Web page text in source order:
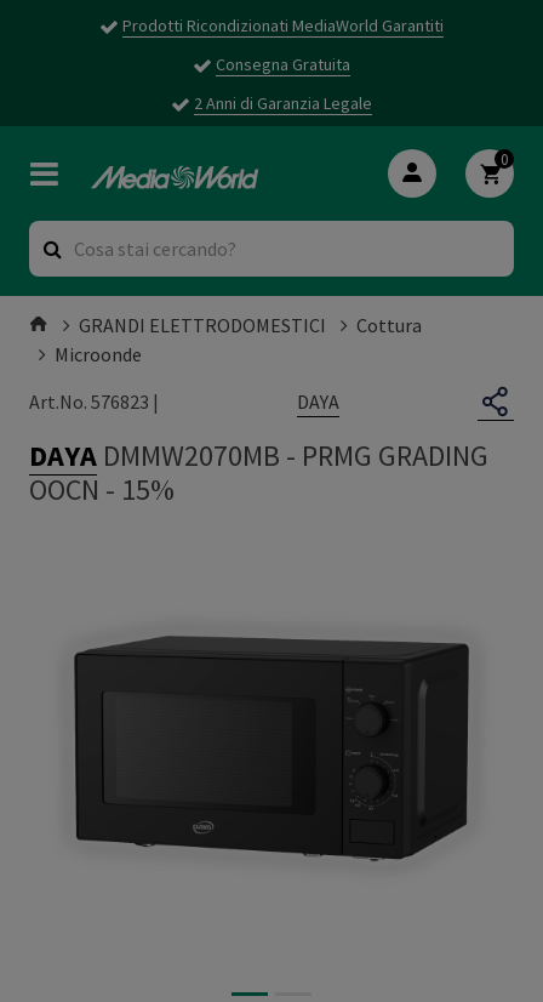
Prodotti Ricondizionati MediaWorld Garantiti
Consegna Gratuita
2 Anni di Garanzia Legale
0
GRANDI ELETTRODOMESTICI
Cottura
Microonde
Art.No. 576823 |
DAYA
DAYA DMMW2070MB - PRMG GRADING
OOCN - 15%